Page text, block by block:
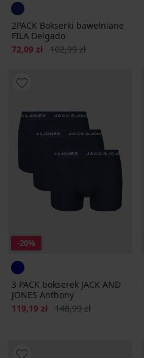
2PACK Bokserki bawełniane
FILA Delgado
Zniżka
72,09 zł Pierwotna cena
102,99 zł
-20%
3 PACK bokserek JACK AND
JONES Anthony
Zniżka
119,19 zł Pierwotna cena
148,99 zł